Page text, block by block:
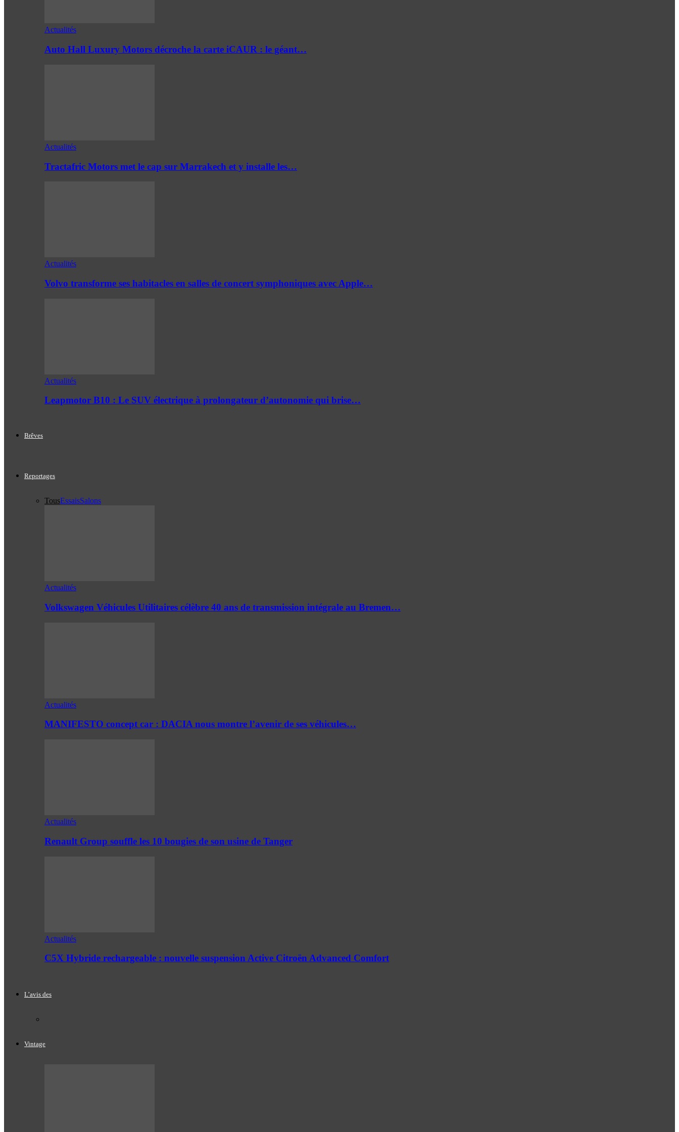
Actualités
Auto Hall Luxury Motors décroche la carte iCAUR : le géant…
Actualités
Tractafric Motors met le cap sur Marrakech et y installe les…
Actualités
Volvo transforme ses habitacles en salles de concert symphoniques avec Apple…
Actualités
Leapmotor B10 : Le SUV électrique à prolongateur d’autonomie qui brise…
Brêves
Reportages
TousEssaisSalons
Actualités
Volkswagen Véhicules Utilitaires célèbre 40 ans de transmission intégrale au Bremen…
Actualités
MANIFESTO concept car : DACIA nous montre l’avenir de ses véhicules…
Actualités
Renault Group souffle les 10 bougies de son usine de Tanger
Actualités
C5X Hybride rechargeable : nouvelle suspension Active Citroën Advanced Comfort
L’avis des
Vintage